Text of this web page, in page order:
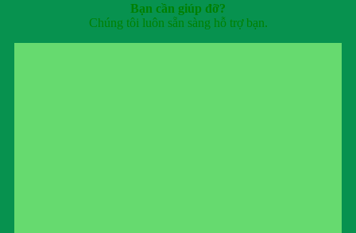
Bạn cần giúp đỡ?
Chúng tôi luôn sẵn sàng hỗ trợ bạn.